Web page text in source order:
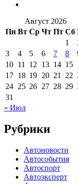
Август 2026
Пн Вт Ср Чт Пт Сб
1
3
4 5 6 7 8
10 11 12 13 14 15
17 18 19 20 21 22
24 25 26 27 28 29
31
« Июл
Рубрики
Автоновости
Автособытия
Автоспорт
Автоэксперт